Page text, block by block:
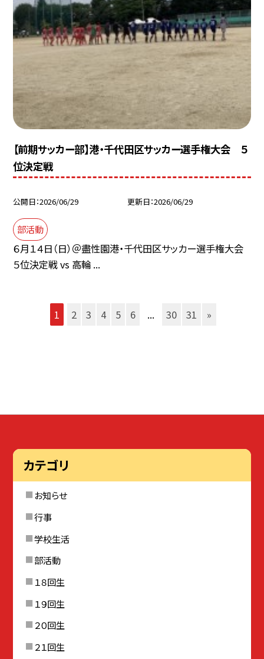
【前期サッカー部】港・千代田区サッカー選手権大会 ５
位決定戦
公開日 2026/06/29 更新日 2026/06/29
部活動
６月１４日（日）＠盡性園港・千代田区サッカー選手権大会
５位決定戦 vs 高輪 ...
1 2 3 4 5 6 ... 30 31 »
カテゴリ
お知らせ
行事
学校生活
部活動
１８回生
１９回生
２０回生
２１回生